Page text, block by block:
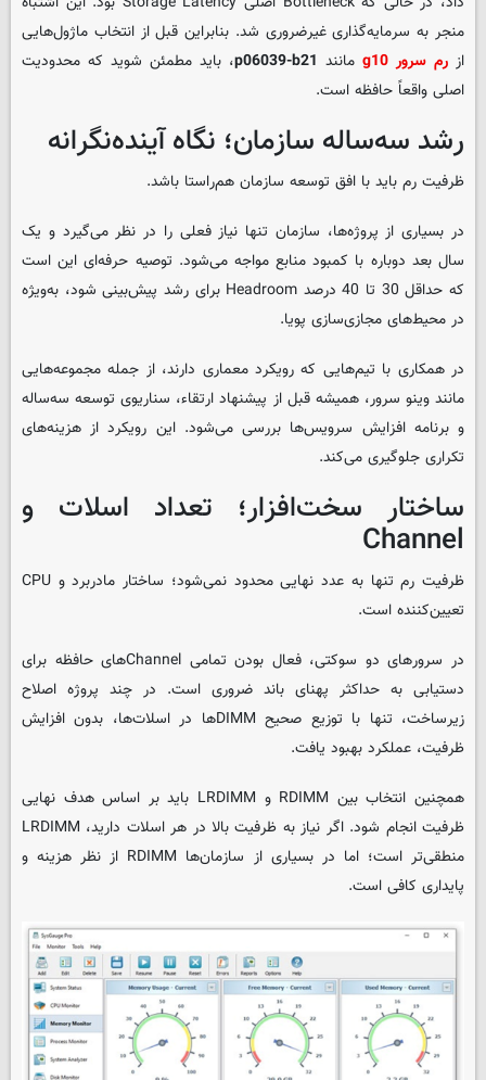
منجر به سرمایه‌گذاری غیرضروری شد. بنابراین قبل از انتخاب ماژول‌هایی
از رم سرور g10 مانند p06039-b21، باید مطمئن شوید که محدودیت
اصلی واقعاً حافظه است.
رشد سه‌ساله سازمان؛ نگاه آینده‌نگرانه
ظرفیت رم باید با افق توسعه سازمان هم‌راستا باشد.
در بسیاری از پروژه‌ها، سازمان تنها نیاز فعلی را در نظر می‌گیرد و یک
سال بعد دوباره با کمبود منابع مواجه می‌شود. توصیه حرفه‌ای این است
که حداقل 30 تا 40 درصد Headroom برای رشد پیش‌بینی شود، به‌ویژه
در محیط‌های مجازی‌سازی پویا.
در همکاری با تیم‌هایی که رویکرد معماری دارند، از جمله مجموعه‌هایی
مانند وینو سرور، همیشه قبل از پیشنهاد ارتقاء، سناریوی توسعه سه‌ساله
و برنامه افزایش سرویس‌ها بررسی می‌شود. این رویکرد از هزینه‌های
تکراری جلوگیری می‌کند.
ساختار سخت‌افزار؛ تعداد اسلات و
Channel
ظرفیت رم تنها به عدد نهایی محدود نمی‌شود؛ ساختار مادربرد و CPU
تعیین‌کننده است.
در سرورهای دو سوکتی، فعال بودن تمامی Channelهای حافظه برای
دستیابی به حداکثر پهنای باند ضروری است. در چند پروژه اصلاح
زیرساخت، تنها با توزیع صحیح DIMMها در اسلات‌ها، بدون افزایش
ظرفیت، عملکرد بهبود یافت.
همچنین انتخاب بین RDIMM و LRDIMM باید بر اساس هدف نهایی
ظرفیت انجام شود. اگر نیاز به ظرفیت بالا در هر اسلات دارید، LRDIMM
منطقی‌تر است؛ اما در بسیاری از سازمان‌ها RDIMM از نظر هزینه و
پایداری کافی است.